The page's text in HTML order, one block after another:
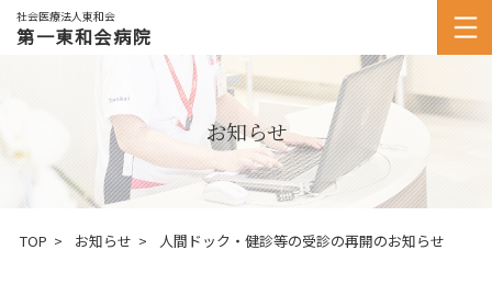
社会医療法人東和会
第一東和会病院
お知らせ
TOP お知らせ 人間ドック・健診等の受診の再開のお知らせ